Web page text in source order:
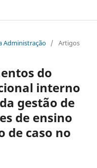
Administração / Artigos
do
interno
gestão de
de ensino
de caso no